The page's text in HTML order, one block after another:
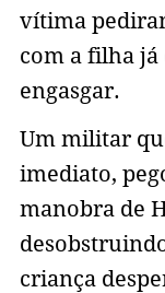
vítima
com a filha já
engasgar.
Um militar
imediato,
manobra de
criança